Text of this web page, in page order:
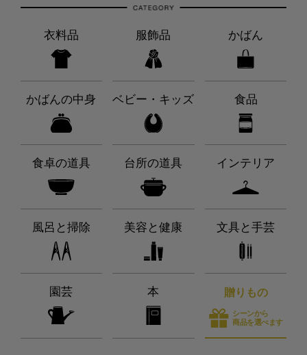
衣料品 服飾品 かばん
かばんの中身 ベビー・キッズ 食品
食卓の道具 台所の道具 インテリア
風呂と掃除 美容と健康 文具と手芸
園芸 本 贈りもの
シーンから
商品を選べます